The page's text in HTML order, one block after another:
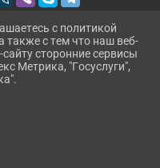
с политикой
также с тем что наш веб-
сторонние сервисы
Метрика, "Госуслуги",